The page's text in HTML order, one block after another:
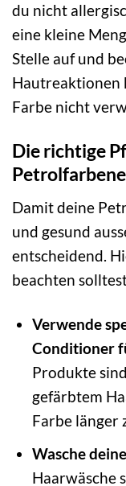
du nicht
eine kleine
Stelle auf und
Hautreaktionen
Farbe nicht
Die richtige
Damit deine
und gesund
entscheidend.
beachten
Verwende
Conditioner
Produkte
gefärbtem
Farbe länger
Wasche
Haarwäsche